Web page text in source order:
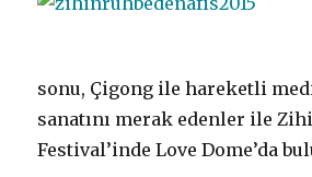
sonu, Çigong ile hareketli
sanatını merak edenler ile
Festival’inde Love Dome’da